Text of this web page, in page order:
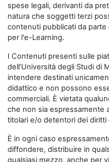
spese legali, derivanti da
natura che soggetti terzi
contenuti pubblicati da parte
per l'e-Learning.
I Contenuti presenti sulle
dell’Università degli Studi di
intendere destinati
didattico e non possono
commerciali. È vietata
che non sia espressamente
titolari e/o detentori dei diritti
È in ogni caso
diffondere, distribuire in
qualsiasi mezzo, anche per